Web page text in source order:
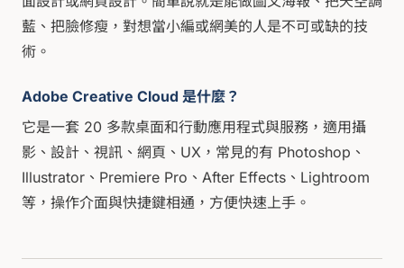
藍、把臉修瘦，對想當小編或網美的人是不可或缺的技
術。
Adobe Creative Cloud 是什麼？
它是一套 20 多款桌面和行動應用程式與服務，適用攝
影、設計、視訊、網頁、UX，常見的有 Photoshop、
Illustrator、Premiere Pro、After Effects、Lightroom
等，操作介面與快捷鍵相通，方便快速上手。